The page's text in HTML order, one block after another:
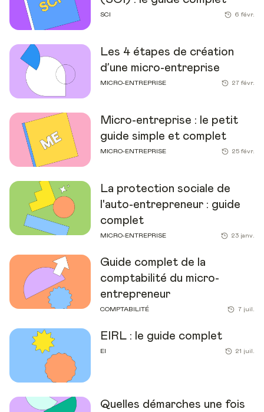
SCI 6 févr.
Les 4 étapes de création
d’une micro-entreprise
MICRO-ENTREPRISE 27 févr.
Micro-entreprise : le petit
guide simple et complet
MICRO-ENTREPRISE 25 févr.
La protection sociale de
l'auto-entrepreneur : guide
complet
MICRO-ENTREPRISE 23 janv.
Guide complet de la
comptabilité du micro-
entrepreneur
COMPTABILITÉ 7 juil.
EIRL : le guide complet
EI 21 juil.
Quelles démarches une fois